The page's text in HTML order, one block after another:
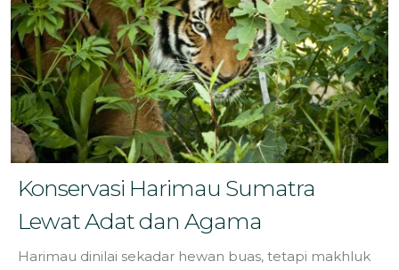
Sorotan Berita
Bahasa
Konservasi Harimau Sumatra
Lewat Adat dan Agama
Harimau dinilai sekadar hewan buas, tetapi makhluk